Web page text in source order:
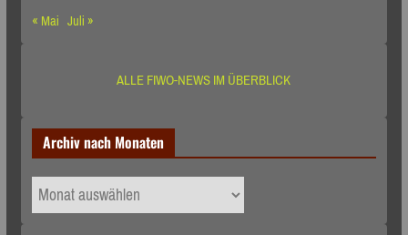
« Mai Juli »
ALLE FIWO-NEWS IM ÜBERBLICK
Archiv nach Monaten
Archiv
nach